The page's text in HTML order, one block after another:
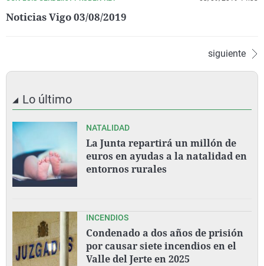
Noticias Vigo 03/08/2019
siguiente
Lo último
NATALIDAD
La Junta repartirá un millón de
euros en ayudas a la natalidad en
entornos rurales
INCENDIOS
Condenado a dos años de prisión
por causar siete incendios en el
Valle del Jerte en 2025